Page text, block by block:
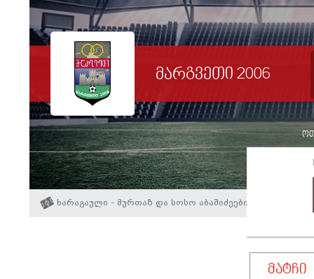
მარგვეთი 2006
ხარაგაული - მურთაზ და სოსო აბაშიძეები
მატჩი